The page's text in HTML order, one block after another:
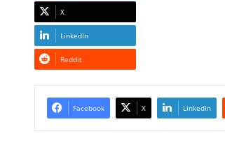
X
LinkedIn
Reddit
Facebook X LinkedIn